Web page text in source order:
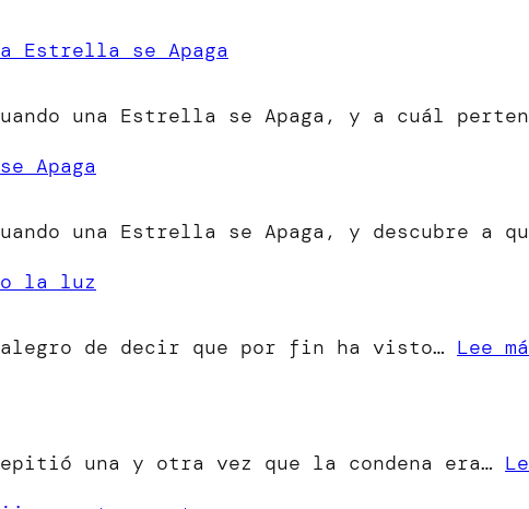
Estrella se Apaga
una Estrella se Apaga, y a cuál
Apaga
una Estrella se Apaga, y descubre a
la luz
de decir que por fin ha visto… Lee
una y otra vez que la condena era…